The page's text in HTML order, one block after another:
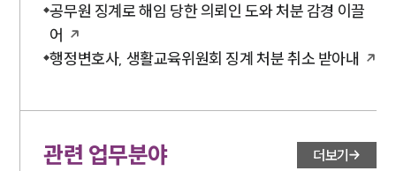
공무원 징계로 해임 당한 의뢰인 도와 처분 감경 이끌
어
행정변호사, 생활교육위원회 징계 처분 취소 받아내
관련 업무분야 더보기